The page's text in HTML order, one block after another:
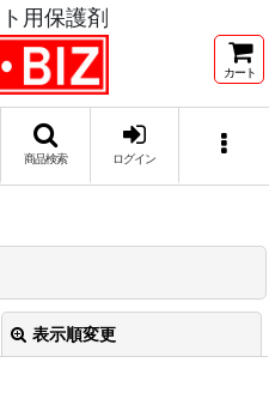
用保護剤
カート
商品検索 ログイン
表示順変更